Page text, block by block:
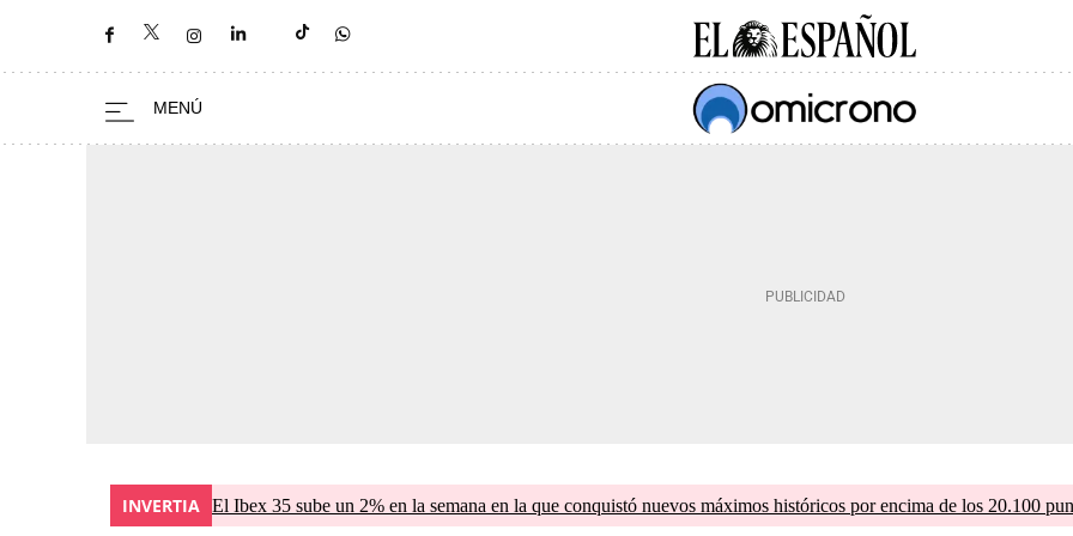
INVERTIA El Ibex 35 sube un 2% en la semana en la que conquistó nuevos máximos históricos por encima de los 20.100